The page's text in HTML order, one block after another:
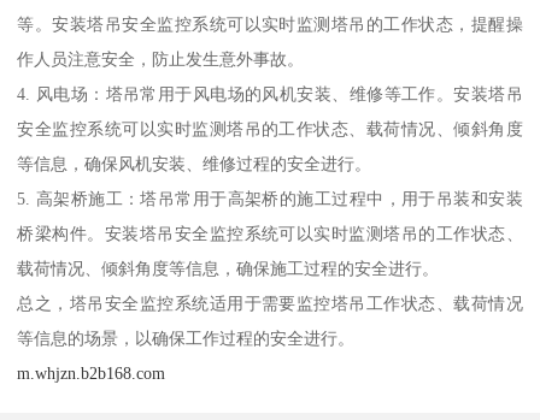
等。安装塔吊安全监控系统可以实时监测塔吊的工作状态，提醒操
作人员注意安全，防止发生意外事故。
4. 风电场：塔吊常用于风电场的风机安装、维修等工作。安装塔吊
安全监控系统可以实时监测塔吊的工作状态、载荷情况、倾斜角度
等信息，确保风机安装、维修过程的安全进行。
5. 高架桥施工：塔吊常用于高架桥的施工过程中，用于吊装和安装
桥梁构件。安装塔吊安全监控系统可以实时监测塔吊的工作状态、
载荷情况、倾斜角度等信息，确保施工过程的安全进行。
总之，塔吊安全监控系统适用于需要监控塔吊工作状态、载荷情况
等信息的场景，以确保工作过程的安全进行。
m.whjzn.b2b168.com